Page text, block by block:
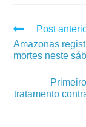
Post
Amazonas
mortes neste
tratamento